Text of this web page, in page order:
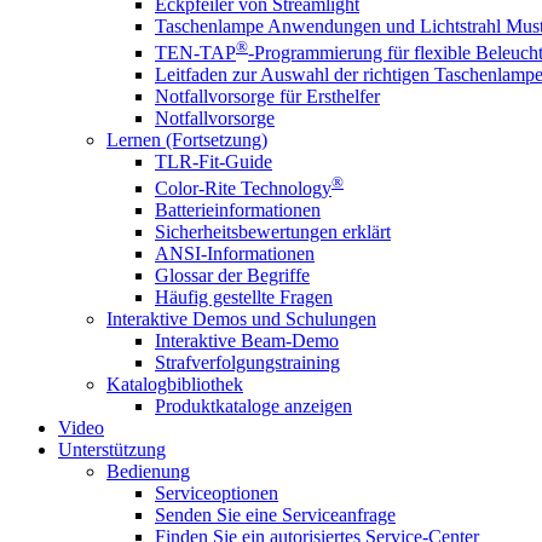
Taschenlampe Anwendungen und Lichtstrahl
TEN-TAP®-Programmierung für flexible
Leitfaden zur Auswahl der richtigen Taschenlampe
Notfallvorsorge für Ersthelfer
Notfallvorsorge
Lernen (Fortsetzung)
TLR-Fit-Guide
Color-Rite Technology®
Batterieinformationen
Sicherheitsbewertungen erklärt
ANSI-Informationen
Glossar der Begriffe
Häufig gestellte Fragen
Interaktive Demos und Schulungen
Interaktive Beam-Demo
Strafverfolgungstraining
Katalogbibliothek
Produktkataloge anzeigen
Video
Unterstützung
Bedienung
Serviceoptionen
Senden Sie eine Serviceanfrage
Finden Sie ein autorisiertes Service-Center